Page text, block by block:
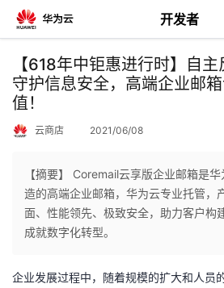
开发者
返
回
个
人
主
我
的
【618年中钜惠进行时】自
守护信息安全，高端企业邮
值！
云商店 2021/06/08
【摘要】 Coremail云享版企业邮箱是
造的高端企业邮箱，华为云专业托管，
面、性能领先、极致安全，助力客户构
成就数字化转型。
企业发展过程中，随着规模的扩大和人员